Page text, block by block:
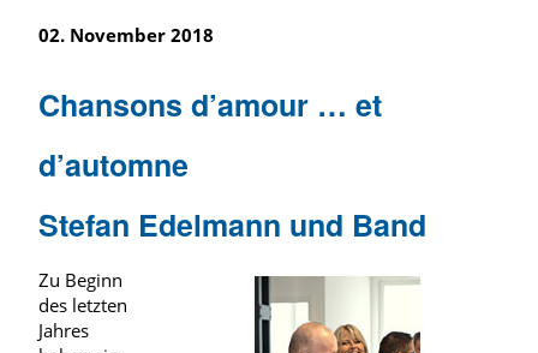
02. November 2018
Chansons d’amour … et
d’automne
Stefan Edelmann und Band
Zu Beginn
des letzten
Jahres